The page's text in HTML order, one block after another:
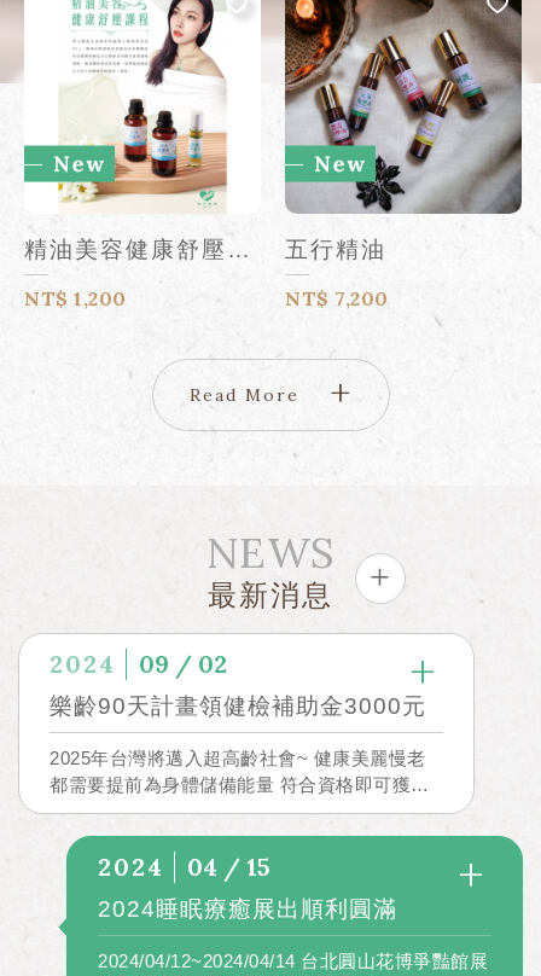
精油美容健康舒壓課程 預約體驗洽客服人員
NT$ 1,200
五行精油
NT$ 7,200
Read More
NEWS
最新消息
2024 09 / 02
樂齡90天計畫領健檢補助金3000元
2025年台灣將邁入超高齡社會~ 健康美麗慢老
都需要提前為身體儲備能量 符合資格即可獲得
補助金!
2024 04 / 15
2024睡眠療癒展出順利圓滿
2024/04/12~2024/04/14 台北圓山花博爭豔館展